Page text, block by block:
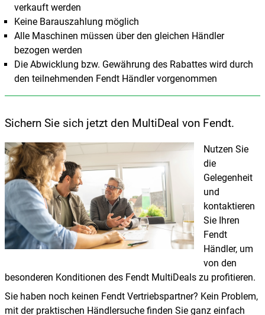
verkauft werden
Keine Barauszahlung möglich
Alle Maschinen müssen über den gleichen Händler
bezogen werden
Die Abwicklung bzw. Gewährung des Rabattes wird durch
den teilnehmenden Fendt Händler vorgenommen
Sichern Sie sich jetzt den MultiDeal von Fendt.
Nutzen Sie
die
Gelegenheit
und
kontaktieren
Sie Ihren
Fendt
Händler, um
von den
besonderen Konditionen des Fendt MultiDeals zu profitieren.
Sie haben noch keinen Fendt Vertriebspartner? Kein Problem,
mit der praktischen Händlersuche finden Sie ganz einfach